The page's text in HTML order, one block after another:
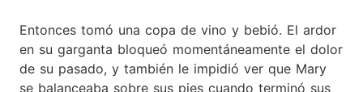
Entonces tomó una copa de vino y bebió. El ardor
en su garganta bloqueó momentáneamente el dolor
de su pasado, y también le impidió ver que Mary
se balanceaba sobre sus pies cuando terminó sus